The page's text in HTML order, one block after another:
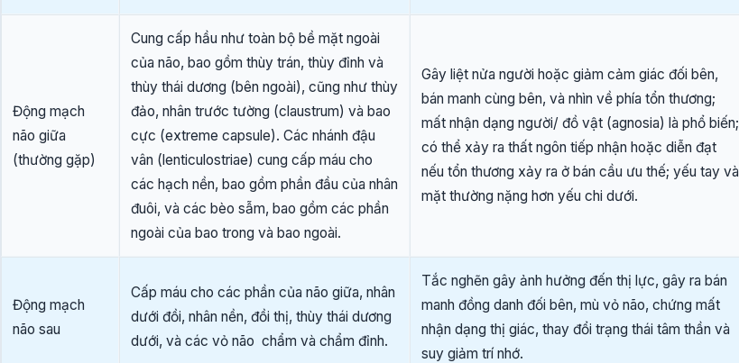
Động mạch
não giữa
(thường gặp)
Cung cấp hầu như toàn bộ bề mặt ngoài
của não, bao gồm thùy trán, thùy đỉnh và
thùy thái dương (bên ngoài), cũng như thùy
đảo, nhân trước tường (claustrum) và bao
cực (extreme capsule). Các nhánh đậu
vân (lenticulostriae) cung cấp máu cho
các hạch nền, bao gồm phần đầu của nhân
đuôi, và các bèo sẫm, bao gồm các phần
ngoài của bao trong và bao ngoài.
Gây liệt nửa người hoặc giảm cảm giác đối bên,
bán manh cùng bên, và nhìn về phía tổn thương;
mất nhận dạng người/ đồ vật (agnosia) là phổ biến;
có thể xảy ra thất ngôn tiếp nhận hoặc diễn đạt
nếu tổn thương xảy ra ở bán cầu ưu thế; yếu tay và
mặt thường nặng hơn yếu chi dưới.
Động mạch
não sau
Cấp máu cho các phần của não giữa, nhân
dưới đồi, nhân nền, đồi thị, thùy thái dương
dưới, và các vỏ não chẩm và chẩm đỉnh.
Tắc nghẽn gây ảnh hưởng đến thị lực, gây ra bán
manh đồng danh đối bên, mù vỏ não, chứng mất
nhận dạng thị giác, thay đổi trạng thái tâm thần và
suy giảm trí nhớ.